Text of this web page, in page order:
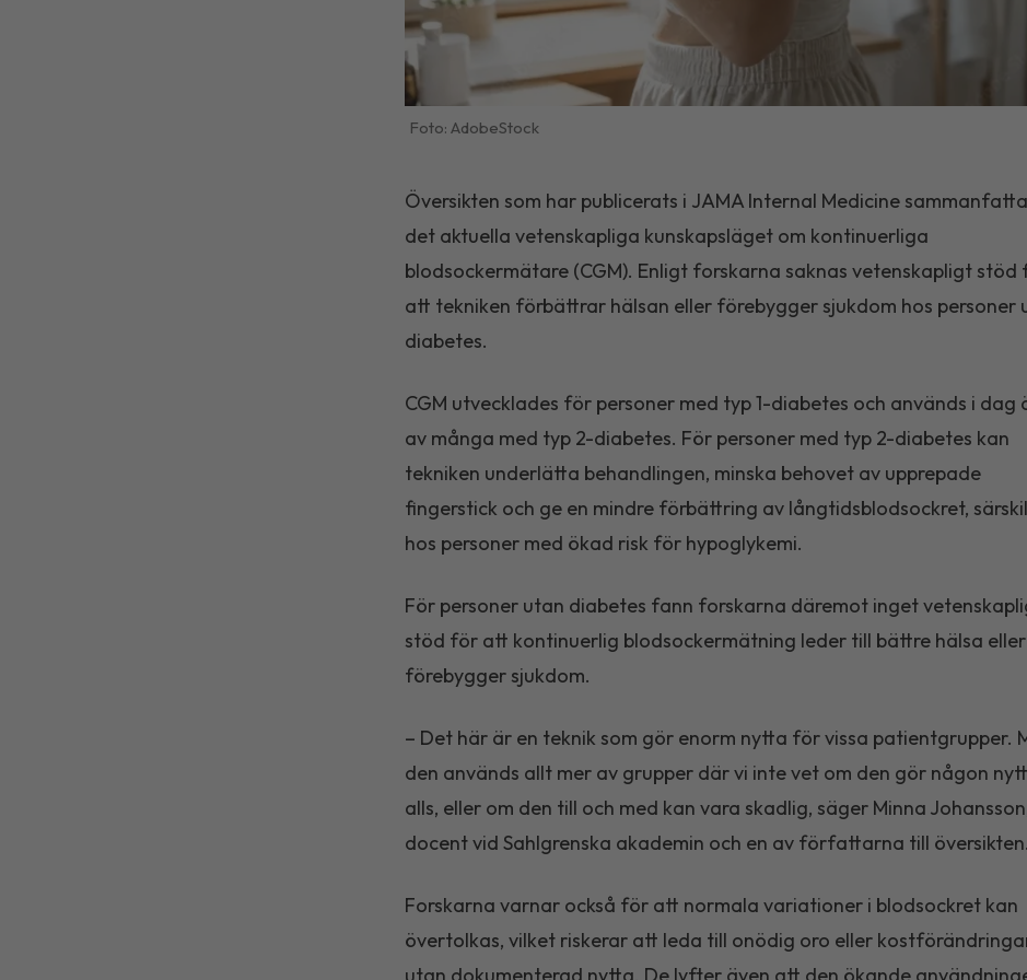
AdobeStock
Översikten som har publicerats i JAMA Internal Medicine
det aktuella vetenskapliga kunskapsläget om kontinuerliga
blodsockermätare (CGM). Enligt forskarna saknas vetenskapligt stöd
att tekniken förbättrar hälsan eller förebygger sjukdom hos personer
diabetes.
CGM utvecklades för personer med typ 1-diabetes och används i dag
av många med typ 2-diabetes. För personer med typ 2-diabetes kan
tekniken underlätta behandlingen, minska behovet av upprepade
fingerstick och ge en mindre förbättring av långtidsblodsockret,
hos personer med ökad risk för hypoglykemi.
För personer utan diabetes fann forskarna däremot inget
stöd för att kontinuerlig blodsockermätning leder till bättre hälsa eller
förebygger sjukdom.
– Det här är en teknik som gör enorm nytta för vissa patientgrupper.
den används allt mer av grupper där vi inte vet om den gör någon
alls, eller om den till och med kan vara skadlig, säger Minna
docent vid Sahlgrenska akademin och en av författarna till översikten.
Forskarna varnar också för att normala variationer i blodsockret kan
övertolkas, vilket riskerar att leda till onödig oro eller
utan dokumenterad nytta. De lyfter även att den ökande